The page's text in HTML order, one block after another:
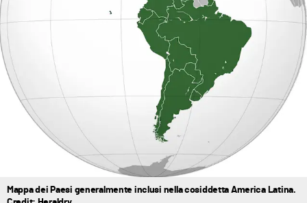
Mappa dei Paesi generalmente inclusi nella cosiddetta America Latina.